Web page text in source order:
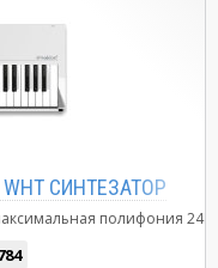
WHT СИНТЕЗАТОР
полифония 24